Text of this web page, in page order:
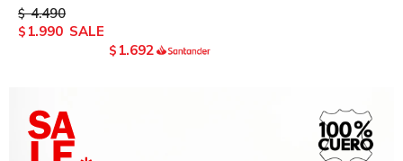
$ 4.490
$ 1.990
$ 1.692